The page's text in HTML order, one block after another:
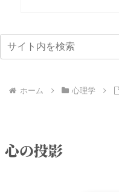
ホーム 心理学
心の投影